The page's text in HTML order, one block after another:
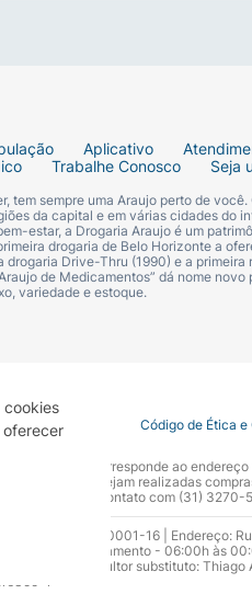
cookies
oferecer
Aplicativo
Trabalhe Conosco Seja
tem sempre uma Araujo perto de
da capital e em várias cidades do
estar, a Drogaria Araujo é um
drogaria de Belo Horizonte a
drogaria Drive-Thru (1990) e a
de Medicamentos” dá nome
variedade e estoque.
Covid-19 Código de Ética e
seu site oficial corresponde ao
que não sejam realizadas
entrar em contato com (31) 3270-
17.256.512.0001-16 |
de funcionamento - 06:00h às
52.584 - Consultor substituto:
1